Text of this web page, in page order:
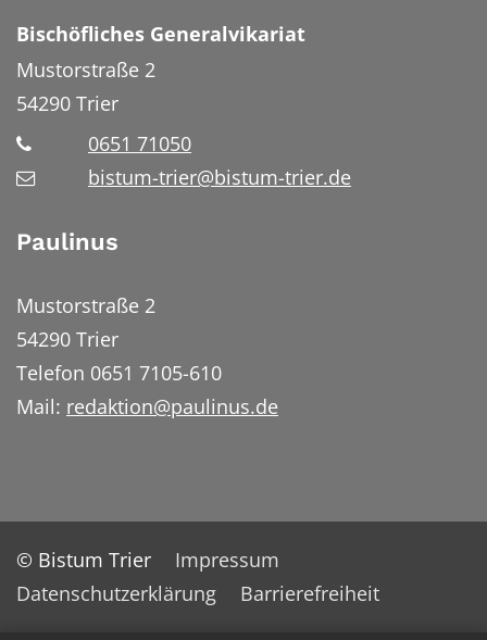
Bischöfliches Generalvikariat
Mustorstraße 2
54290 Trier
0651 71050
bistum-trier@bistum-trier.de
Paulinus
Mustorstraße 2
54290 Trier
Telefon 0651 7105-610
Mail: redaktion@paulinus.de
© Bistum Trier
Impressum
Datenschutzerklärung
Barrierefreiheit